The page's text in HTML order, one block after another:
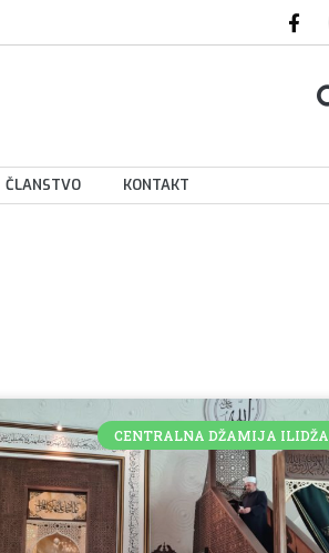
ČLANSTVO KONTAKT
CENTRALNA DŽAMIJA ILIDŽA